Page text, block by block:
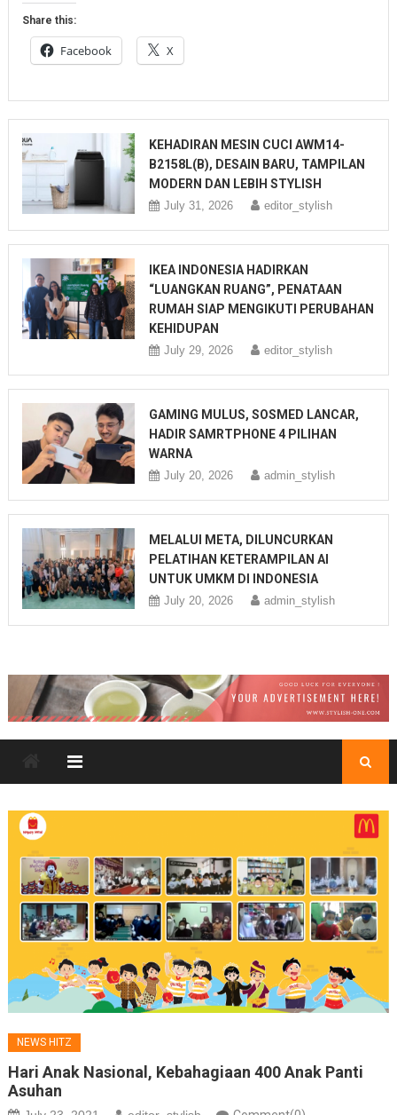
Share this:
Facebook X
KEHADIRAN MESIN CUCI AWM14-
B2158L(B), DESAIN BARU, TAMPILAN
MODERN DAN LEBIH STYLISH
July 31, 2026 editor_stylish
IKEA INDONESIA HADIRKAN
“LUANGKAN RUANG”, PENATAAN
RUMAH SIAP MENGIKUTI PERUBAHAN
KEHIDUPAN
July 29, 2026 editor_stylish
GAMING MULUS, SOSMED LANCAR,
HADIR SAMRTPHONE 4 PILIHAN
WARNA
July 20, 2026 admin_stylish
MELALUI META, DILUNCURKAN
PELATIHAN KETERAMPILAN AI
UNTUK UMKM DI INDONESIA
July 20, 2026 admin_stylish
NEWS HITZ
Hari Anak Nasional, Kebahagiaan 400 Anak Panti
Asuhan